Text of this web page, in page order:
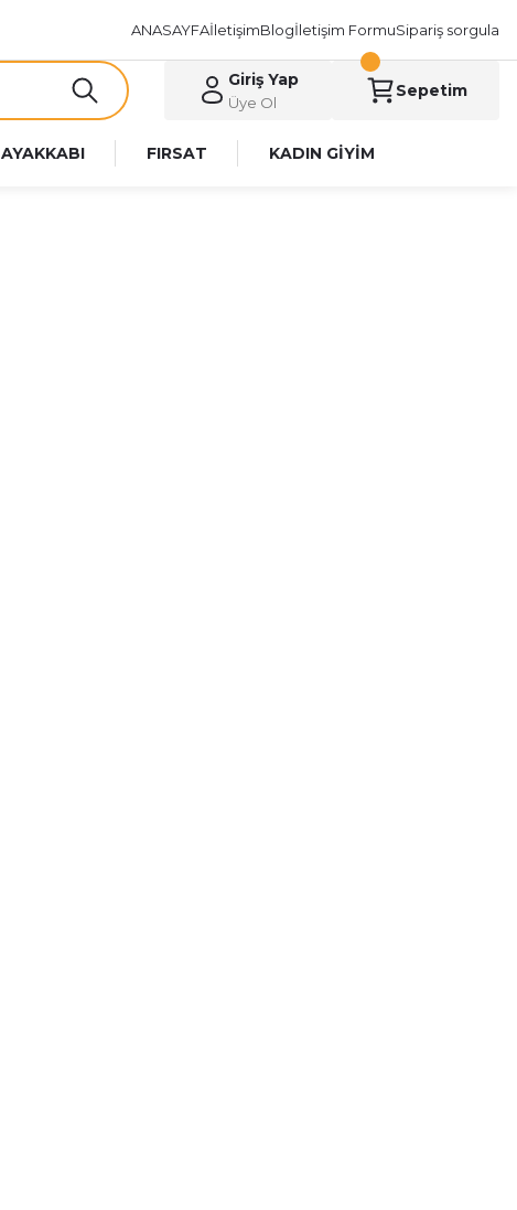
ANASAYFAİletişimBlogİletişim FormuSipariş sorgula
Giriş Yap
Üye Ol
Sepetim
AYAKKABI FIRSAT KADIN GİYİM